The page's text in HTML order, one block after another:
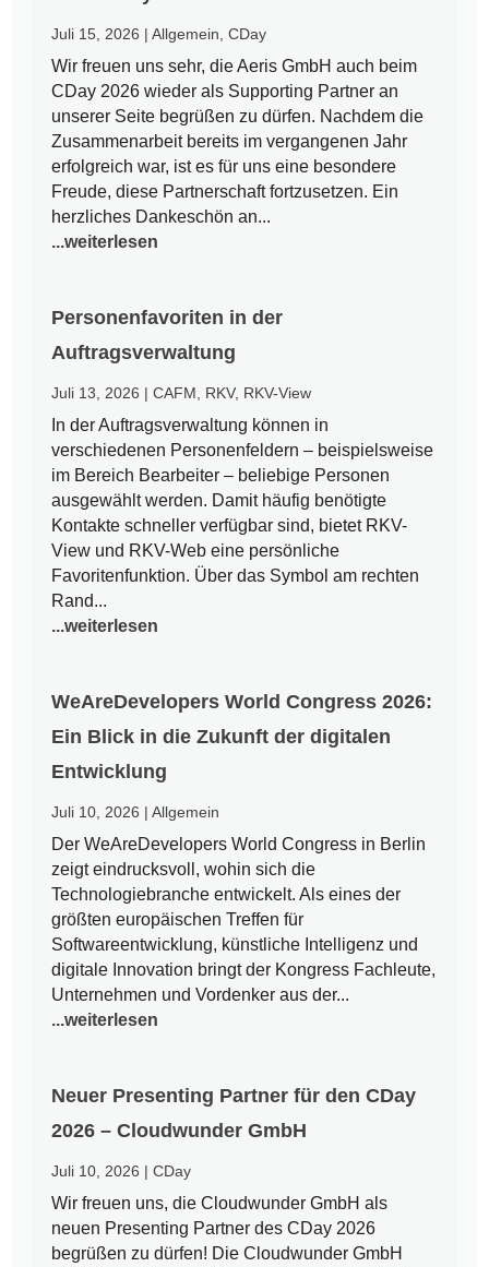
Juli 15, 2026 |Allgemein ,CDay
Wir freuen uns sehr, die Aeris GmbH auch beim
CDay 2026 wieder als Supporting Partner an
unserer Seite begrüßen zu dürfen. Nachdem die
Zusammenarbeit bereits im vergangenen Jahr
erfolgreich war, ist es für uns eine besondere
Freude, diese Partnerschaft fortzusetzen. Ein
herzliches Dankeschön an...
...weiterlesen
Personenfavoriten in der
Auftragsverwaltung
Juli 13, 2026 |CAFM RKV, RKV-View
In der Auftragsverwaltung können in
verschiedenen Personenfeldern – beispielsweise
im Bereich Bearbeiter – beliebige Personen
ausgewählt werden. Damit häufig benötigte
Kontakte schneller verfügbar sind, bietet RKV-
View und RKV-Web eine persönliche
Favoritenfunktion. Über das Symbol am rechten
Rand...
...weiterlesen
WeAreDevelopers World Congress 2026:
Ein Blick in die Zukunft der digitalen
Entwicklung
Juli 10, 2026 |Allgemein
Der WeAreDevelopers World Congress in Berlin
zeigt eindrucksvoll, wohin sich die
Technologiebranche entwickelt. Als eines der
größten europäischen Treffen für
Softwareentwicklung, künstliche Intelligenz und
digitale Innovation bringt der Kongress Fachleute,
Unternehmen und Vordenker aus der...
...weiterlesen
Neuer Presenting Partner für den CDay
2026 – Cloudwunder GmbH
Juli 10, 2026 |CDay
Wir freuen uns, die Cloudwunder GmbH als
neuen Presenting Partner des CDay 2026
begrüßen zu dürfen! Die Cloudwunder GmbH